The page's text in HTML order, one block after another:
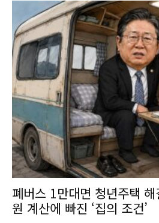
폐버스 1만대면 청년주택
원 계산에 빠진 ‘집의 조건’